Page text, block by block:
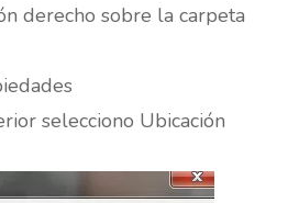
derecho sobre la carpeta
selecciono Ubicación